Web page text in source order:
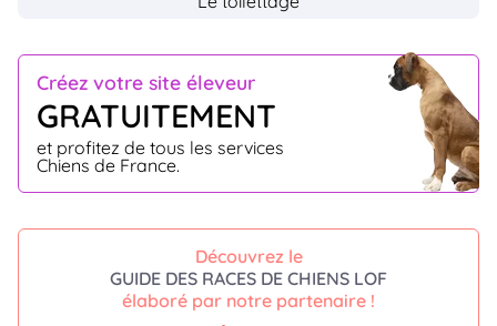
Créez votre site éleveur
GRATUITEMENT
et profitez de tous les services
Chiens de France.
Découvrez le
GUIDE DES RACES DE CHIENS LOF
élaboré par notre partenaire !